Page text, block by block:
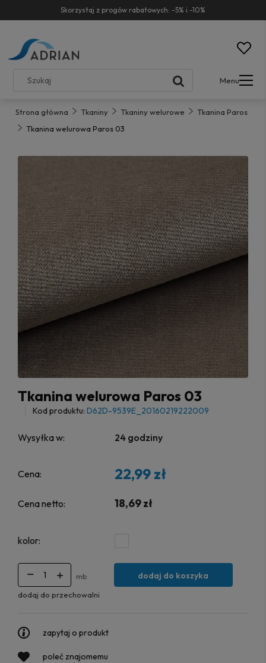
Skorzystaj z progów rabatowych: -5% i -10%
Menu
Strona główna Tkaniny Tkaniny welurowe
Tkanina Paros
Tkanina welurowa Paros 03
Tkanina welurowa Paros 03
Kod produktu: D62D-9539E_20160219222009
Wysyłka w: 24 godziny
Cena: 22,99 zł
Cena netto: 18,69 zł
kolor:
mb dodaj do koszyka
dodaj do przechowalni
zapytaj o produkt
poleć znajomemu